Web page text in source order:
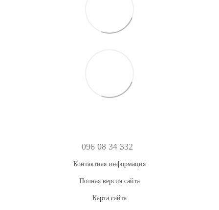
096 08 34 332
Контактная информация
Полная версия сайта
Карта сайта